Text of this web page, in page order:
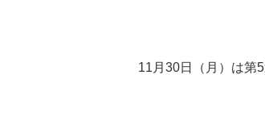
11月30日（月）は第